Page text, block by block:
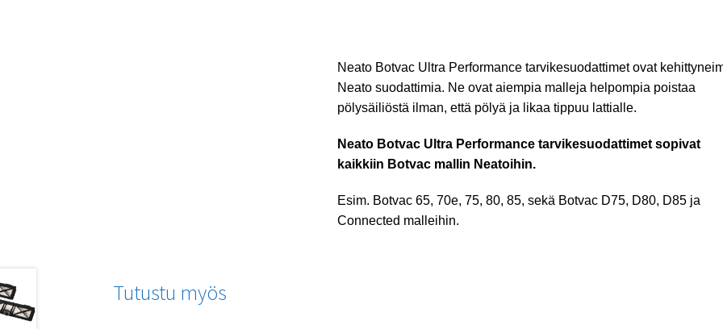
Neato Botvac Ultra Performance tarvikesuodattimet ovat
Neato suodattimia. Ne ovat aiempia malleja helpompia poistaa
pölysäiliöstä ilman, että pölyä ja likaa tippuu lattialle.
Neato Botvac Ultra Performance tarvikesuodattimet sopivat
kaikkiin Botvac mallin Neatoihin.
Esim. Botvac 65, 70e, 75, 80, 85, sekä Botvac D75, D80, D85 ja
Connected malleihin.
Tutustu myös